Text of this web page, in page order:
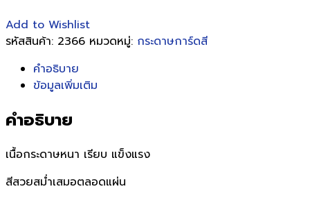
Add to Wishlist
รหัสสินค้า: 2366 หมวดหมู่: กระดาษการ์ดสี
คำอธิบาย
ข้อมูลเพิ่มเติม
คำอธิบาย
เนื้อกระดาษหนา เรียบ แข็งแรง
สีสวยสม่ำเสมอตลอดแผ่น